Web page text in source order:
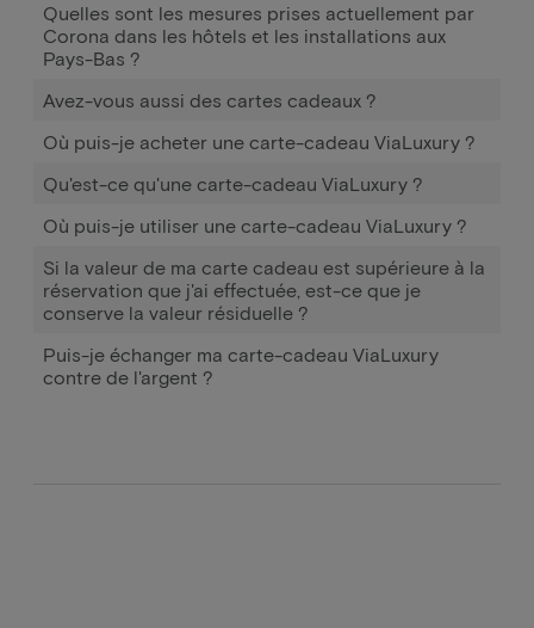
Quelles sont les mesures prises actuellement par
Corona dans les hôtels et les installations aux
Pays-Bas ?
Avez-vous aussi des cartes cadeaux ?
Où puis-je acheter une carte-cadeau ViaLuxury ?
Qu'est-ce qu'une carte-cadeau ViaLuxury ?
Où puis-je utiliser une carte-cadeau ViaLuxury ?
Si la valeur de ma carte cadeau est supérieure à la
réservation que j'ai effectuée, est-ce que je
conserve la valeur résiduelle ?
Puis-je échanger ma carte-cadeau ViaLuxury
contre de l'argent ?